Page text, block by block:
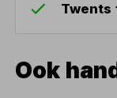
Twents
Ook